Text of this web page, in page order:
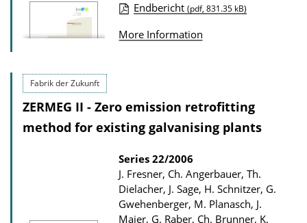
o
n
n
l
a
d
s
u
i
c
t
i
o
n
Endbericht (pdf, 831.35 kB)
More Information
Fabrik der Zukunft
ZERMEG II - Zero emission retrofitting
method for existing galvanising plants
Series 22/2006
J. Fresner, Ch. Angerbauer, Th.
Dielacher, J. Sage, H. Schnitzer, G.
Gwehenberger, M. Planasch, J.
Maier, G. Raber, Ch. Brunner, K.